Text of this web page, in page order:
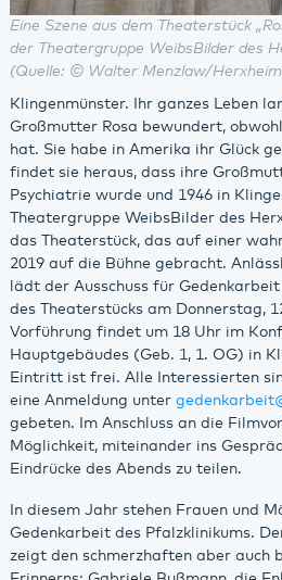
Eine Szene aus dem Theaterstück
der Theatergruppe WeibsBilder des
(Quelle: © Walter Menzlaw/
Klingenmünster. Ihr ganzes Leben
Großmutter Rosa bewundert,
hat. Sie habe in Amerika ihr Glück
findet sie heraus, dass ihre
Psychiatrie wurde und 1946 in
Theatergruppe WeibsBilder des
das Theaterstück, das auf einer
2019 auf die Bühne gebracht.
lädt der Ausschuss für
des Theaterstücks am Donnerstag,
Vorführung findet um 18 Uhr im
Hauptgebäudes (Geb. 1, 1. OG) in
Eintritt ist frei. Alle Interessierten
eine Anmeldung unter gedenkarbeit
gebeten. Im Anschluss an die
Möglichkeit, miteinander ins
Eindrücke des Abends zu teilen.
In diesem Jahr stehen Frauen und
Gedenkarbeit des Pfalzklinikums.
zeigt den schmerzhaften aber auch